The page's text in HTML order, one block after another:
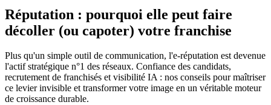
Réputation : pourquoi elle peut faire
décoller (ou capoter) votre franchise
Plus qu'un simple outil de communication, l'e-réputation est devenue
l'actif stratégique n°1 des réseaux. Confiance des candidats,
recrutement de franchisés et visibilité IA : nos conseils pour maîtriser
ce levier invisible et transformer votre image en un véritable moteur
de croissance durable.